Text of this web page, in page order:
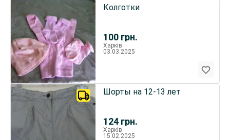
100 грн.
Колготки
Харків
03.03.2025
124 грн.
Шорты на 12-13 лет
Харків
15.02.2025